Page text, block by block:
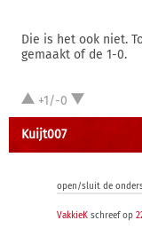
Die is het ook niet.
gemaakt of de 1-0.
+1/-0
Kuijt007
open/sluit de
VakkieK schreef op